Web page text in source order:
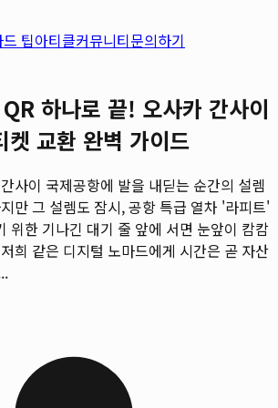
팁아티클커뮤니티문의하기
하나로 끝! 오사카 간사이
켓 교환 완벽 가이드
사이 국제공항에 발을 내딛는 순간의 설렘
만 그 설렘도 잠시, 공항 특급 열차 '라피트'
위한 기나긴 대기 줄 앞에 서면 눈앞이 캄캄
희 같은 디지털 노마드에게 시간은 곧 자산